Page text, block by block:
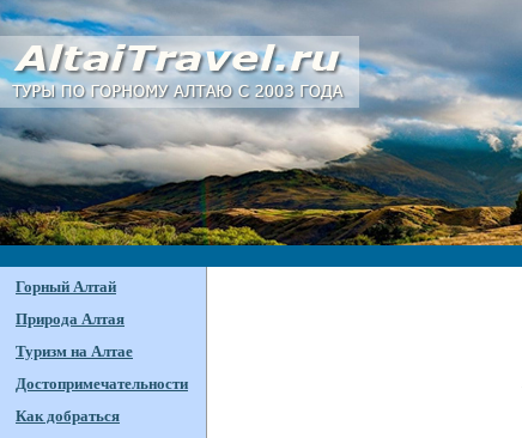
Горный Алтай
Природа Алтая
Туризм на Алтае
Достопримечательности
Как добраться